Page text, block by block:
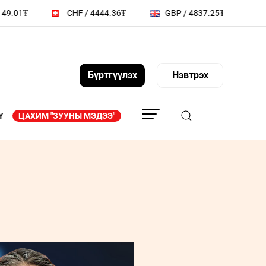
CHF / 4444.36₮ GBP / 4837.25₮ BGN /
Бүртгүүлэх Нэвтрэх
ЦАХИМ "ЗУУНЫ МЭДЭЭ"